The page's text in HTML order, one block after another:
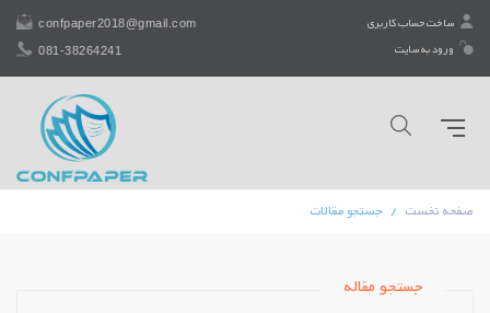
ساخت حساب کاربری
ورود به سایت
confpaper2018@gmail.com
081-38264241
صفحه نخست جستجو مقالات
جستجو مقاله